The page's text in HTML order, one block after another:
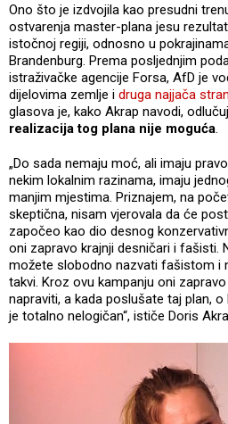
Ono što je izdvojila kao presudni
ostvarenja master-plana jesu
istočnoj regiji, odnosno u
Brandenburg. Prema posljednjim
istraživačke agencije Forsa, AfD je
dijelovima zemlje i druga najjača
glasova je, kako Akrap navodi,
realizacija tog plana nije moguća
„Do sada nemaju moć, ali imaju
nekim lokalnim razinama, imaju
manjim mjestima. Priznajem, na
skeptična, nisam vjerovala da će
započeo kao dio desnog
oni zapravo krajnji desničari i fašisti.
možete slobodno nazvati fašistom i
takvi. Kroz ovu kampanju oni
napraviti, a kada poslušate taj plan,
je totalno nelogičan“, ističe Doris